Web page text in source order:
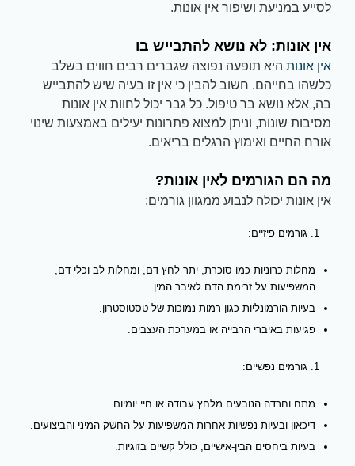
לסייע במניעת ושיפור אין אונות.
אין אונות: לא נושא להתבייש בו
אין אונות היא תופעה נפוצה שגברים רבים חווים בשלב
כלשהו בחייהם. חשוב להבין כי אין זו בעיה שיש להתבייש
בה, אלא נושא בר טיפול. כל גבר יכול לחוות אין אונות
מסיבות שונות, וניתן למצוא פתרונות יעילים באמצעות שינוי
אורח החיים ואימוץ הרגלים בריאים.
מה הם הגורמים לאין אונות?
אין אונות יכולה לנבוע ממגוון גורמים:
גורמים פיזיים:
מחלות כרוניות כמו סוכרת, יתר לחץ דם, ומחלות לב וכלי דם,
המשפיעות על זרימת הדם לאיבר המין.
בעיות הורמונליות כגון רמות נמוכות של טסטוסטרון.
פגיעות באיברי הרבייה או במערכת העצבים.
גורמים נפשיים:
מתח וחרדה הנובעים מלחץ עבודה או חיי יומיום.
דיכאון ובעיות נפשיות אחרות המשפיעות על החשק המיני והביצועים.
בעיות ביחסים הבין-אישיים, כולל קשיים בזוגיות.